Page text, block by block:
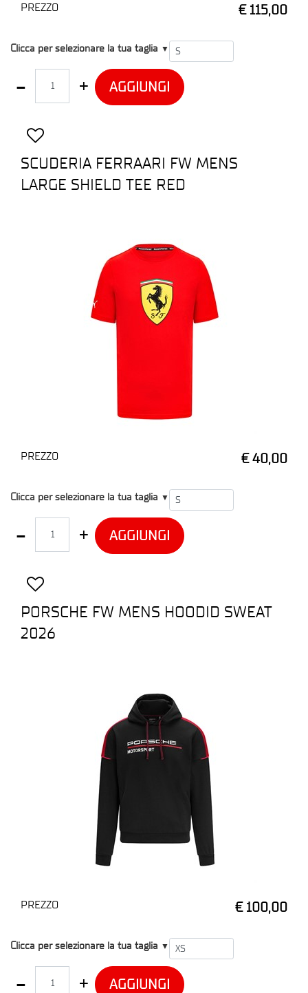
PREZZO € 115,00
T1
Clicca per selezionare la tua taglia ▼
AGGIUNGI
SCUDERIA FERRAARI FW MENS
LARGE SHIELD TEE RED
PREZZO € 40,00
T1
Clicca per selezionare la tua taglia ▼
AGGIUNGI
PORSCHE FW MENS HOODID SWEAT
2026
PREZZO € 100,00
T1
Clicca per selezionare la tua taglia ▼
AGGIUNGI